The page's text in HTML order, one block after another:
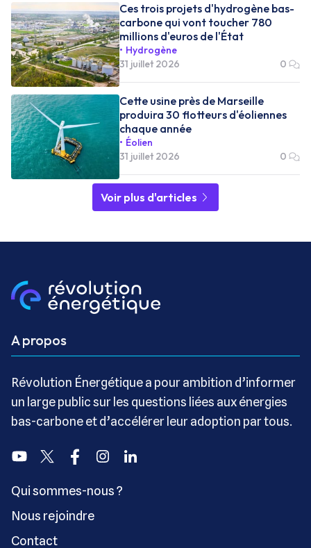
Ces trois projets d'hydrogène bas-
carbone qui vont toucher 780
millions d'euros de l'État
Hydrogène
31 juillet 2026
0
Cette usine près de Marseille
produira 30 flotteurs d'éoliennes
chaque année
Éolien
31 juillet 2026
0
Voir plus d'articles
A propos
Révolution Énergétique a pour ambition d’informer
un large public sur les questions liées aux énergies
bas-carbone et d’accélérer leur adoption par tous.
YoutubeTwitter FacebookInstagramLinkedin
Qui sommes-nous ?
Nous rejoindre
Contact